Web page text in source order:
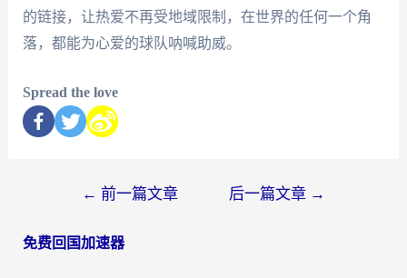
的链接，让热爱不再受地域限制，在世界的任何一个角
落，都能为心爱的球队呐喊助威。
Spread the love
← 前一篇文章 后一篇文章 →
免费回国加速器